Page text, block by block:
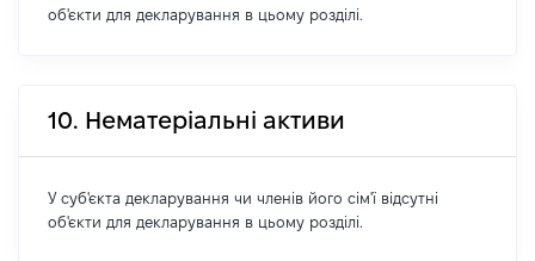
об'єкти для декларування в цьому розділі.
10. Нематеріальні активи
У суб'єкта декларування чи членів його сім'ї відсутні
об'єкти для декларування в цьому розділі.